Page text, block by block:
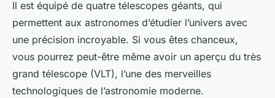
Il est équipé de quatre télescopes géants, qui
permettent aux astronomes d’étudier l’univers avec
une précision incroyable. Si vous êtes chanceux,
vous pourrez peut-être même avoir un aperçu du très
grand télescope (VLT), l’une des merveilles
technologiques de l’astronomie moderne.